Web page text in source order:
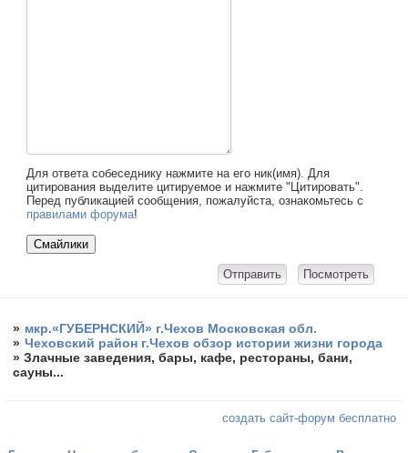
Для ответа собеседнику нажмите на его ник(имя). Для
цитирования выделите цитируемое и нажмите "Цитировать".
Перед публикацией сообщения, пожалуйста, ознакомьтесь с
правилами форума!
» мкр.«ГУБЕРНСКИЙ» г.Чехов Московская обл.
» Чеховский район г.Чехов обзор истории жизни города
»Злачные заведения, бары, кафе, рестораны, бани,
сауны...
создать сайт-форум бесплатно